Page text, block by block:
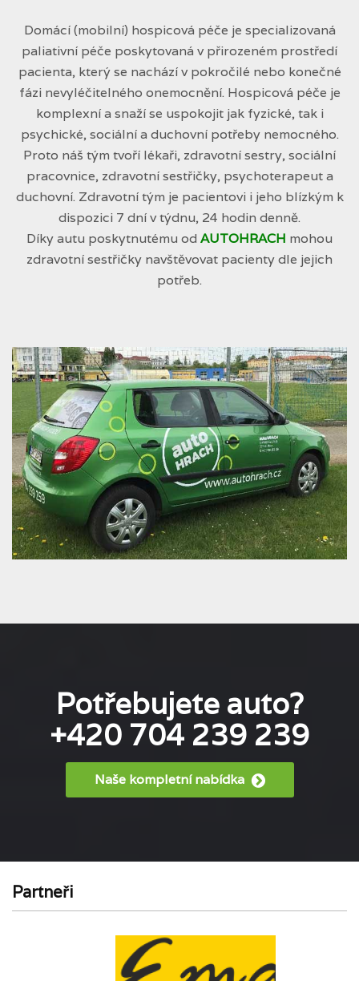
Domácí (mobilní) hospicová péče je specializovaná
paliativní péče poskytovaná v přirozeném prostředí
pacienta, který se nachází v pokročilé nebo konečné
fázi nevyléčitelného onemocnění. Hospicová péče je
komplexní a snaží se uspokojit jak fyzické, tak i
psychické, sociální a duchovní potřeby nemocného.
Proto náš tým tvoří lékaři, zdravotní sestry, sociální
pracovnice, zdravotní sestřičky, psychoterapeut a
duchovní. Zdravotní tým je pacientovi i jeho blízkým k
dispozici 7 dní v týdnu, 24 hodin denně.
Díky autu poskytnutému od AUTOHRACH mohou
zdravotní sestřičky navštěvovat pacienty dle jejich
potřeb.
Potřebujete auto?
+420 704 239 239
Naše kompletní nabídka
Partneři